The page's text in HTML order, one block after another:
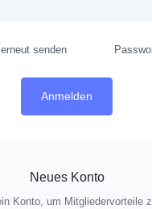
senden
Neues Konto
Konto, um Mitgliedervorteile